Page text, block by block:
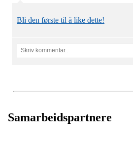
Bli den første til å like dette!
Samarbeidspartnere